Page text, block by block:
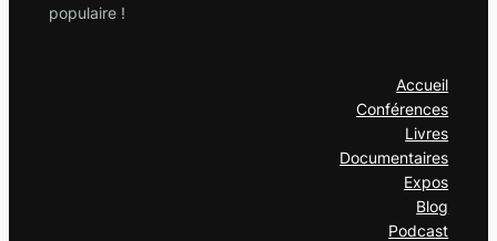
populaire !
Accueil
Conférences
Livres
Documentaires
Expos
Blog
Podcast